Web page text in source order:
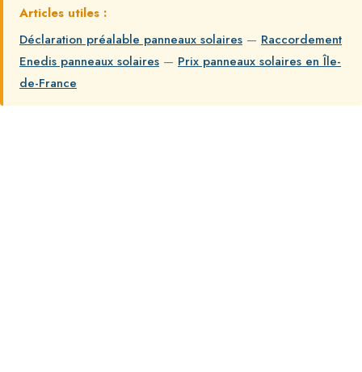
Articles utiles :
Déclaration préalable panneaux solaires — Raccordement
Enedis panneaux solaires — Prix panneaux solaires en Île-
de-France